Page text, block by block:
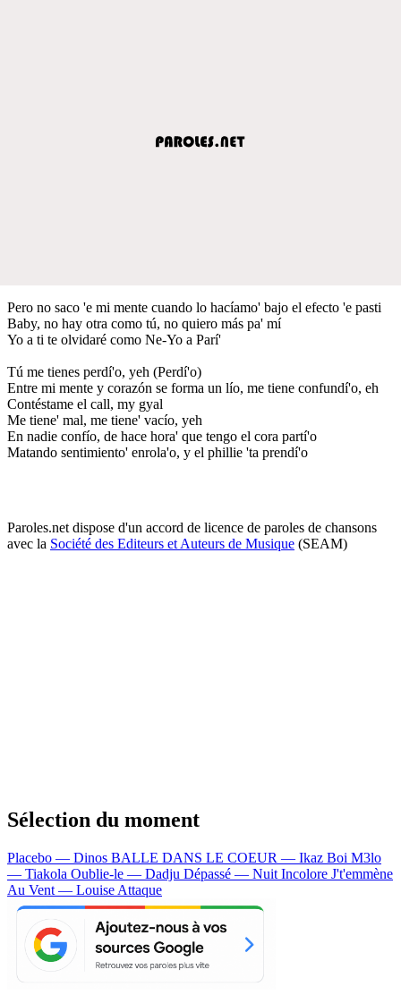
Pero no saco 'e mi mente cuando lo hacíamo' bajo el efecto 'e pasti
Baby, no hay otra como tú, no quiero más pa' mí
Yo a ti te olvidaré como Ne-Yo a Parí'
Tú me tienes perdí'o, yeh (Perdí'o)
Entre mi mente y corazón se forma un lío, me tiene confundí'o, eh
Contéstame el call, my gyal
Me tiene' mal, me tiene' vacío, yeh
En nadie confío, de hace hora' que tengo el cora partí'o
Matando sentimiento' enrola'o, y el phillie 'ta prendí'o
Paroles.net dispose d'un accord de licence de paroles de chansons
avec la Société des Editeurs et Auteurs de Musique (SEAM)
Sélection du moment
Placebo — Dinos BALLE DANS LE COEUR — Ikaz Boi M3lo
— Tiakola Oublie-le — Dadju Dépassé — Nuit Incolore J't'emmène
Au Vent — Louise Attaque